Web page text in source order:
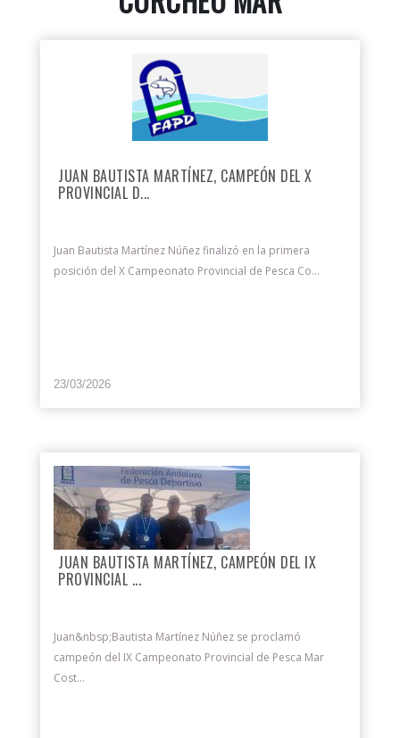
JUAN BAUTISTA MARTÍNEZ, CAMPEÓN DEL X
PROVINCIAL D...
Juan Bautista Martínez Núñez finalizó en la primera
posición del X Campeonato Provincial de Pesca Co...
23/03/2026
JUAN BAUTISTA MARTÍNEZ, CAMPEÓN DEL IX
PROVINCIAL ...
Juan&nbsp;Bautista Martínez Núñez se proclamó
campeón del IX Campeonato Provincial de Pesca Mar
Cost...